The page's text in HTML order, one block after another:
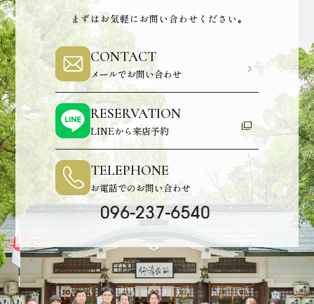
まずはお気軽にお問い合わせください｡
CONTACT
メールでお問い合わせ
RESERVATION
LINEから来店予約
TELEPHONE
お電話でのお問い合わせ